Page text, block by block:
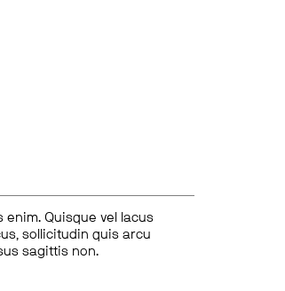
Quisque vel lacus
sollicitudin quis arcu
sagittis non.